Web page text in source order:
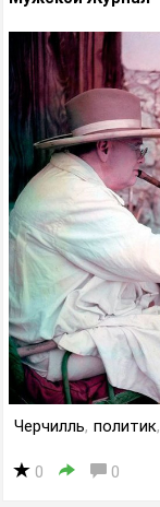
Черчилль, политик,
0 0